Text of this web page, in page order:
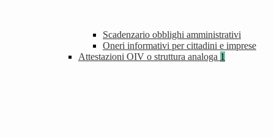
Scadenzario obblighi amministrativi
Oneri informativi per cittadini e imprese
Attestazioni OIV o struttura analoga 1